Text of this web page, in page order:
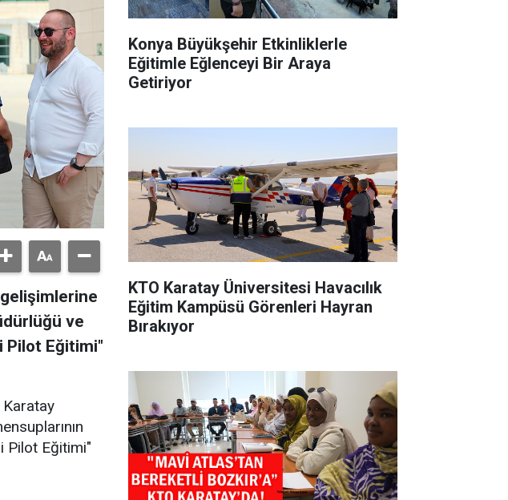
gelişimlerine
ve
Pilot Eğitimi"
Karatay
Pilot Eğitimi"
Konya Büyükşehir Etkinliklerle
Eğitimle Eğlenceyi Bir Araya
Getiriyor
KTO Karatay Üniversitesi Havacılık
Eğitim Kampüsü Görenleri Hayran
Bırakıyor